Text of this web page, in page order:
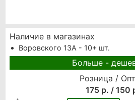
Наличие в магазинах
Воровского 13А - 10+ шт.
Больше -
Розница / Опт
175 р. / 150